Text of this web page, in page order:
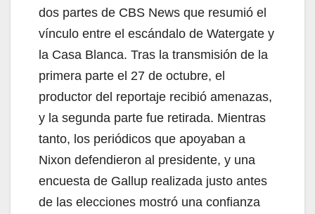
dos partes de CBS News que resumió el
vínculo entre el escándalo de Watergate y
la Casa Blanca. Tras la transmisión de la
primera parte el 27 de octubre, el
productor del reportaje recibió amenazas,
y la segunda parte fue retirada. Mientras
tanto, los periódicos que apoyaban a
Nixon defendieron al presidente, y una
encuesta de Gallup realizada justo antes
de las elecciones mostró una confianza